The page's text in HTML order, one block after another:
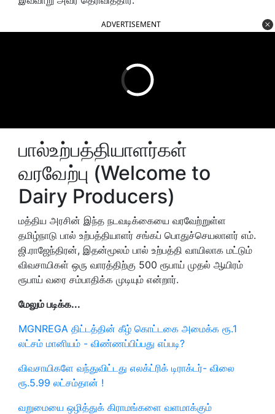
ADVERTISEMENT
பால்உற்பத்தியாளர்கள்
வரவேற்பு (Welcome to
Dairy Producers)
மத்திய அரசின் இந்த நடவடிக்கையை வரவேற்றுள்ள
தமிழ்நாடு பால் உற்பத்தியாளர் சங்கப் பொதுச்செயலாளர் எம்.
ஜி.ராஜேந்திரன், இதன்மூலம் பால் உற்பத்தி வாயிலாக மட்டும்
விவசாயிகள் ஒரு வாரத்திற்கு 500 ரூபாய் முதல் ஆயிரம்
ரூபாய் வரை சம்பாதிக்க முடியும் என்றார்.
மேலும் படிக்க...
MGNREGA திட்டத்தின் கீழ் கொட்டகை அமைக்க ரூ.1
லட்சம் மானியம் - விண்ணப்பிப்பது எப்படி?
விவசாயிகளே வந்துவிட்டது எலக்ட்ரிக் டிராக்டர்- விலை
ரூ.5.99 லட்சம்தான் !
வறுமையை ஒழித்துக் கிராமங்களை வளமாக்கும்